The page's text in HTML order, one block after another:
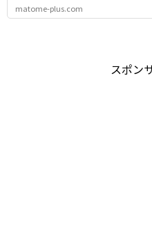
matome-plus.com
スポン